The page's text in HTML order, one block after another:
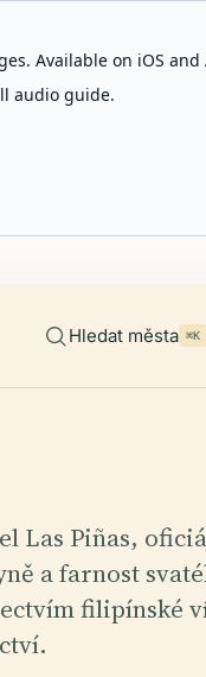
Available on iOS and
audio guide.
Hledat města ⌘K
Las Piñas,
a farnost
filipínské